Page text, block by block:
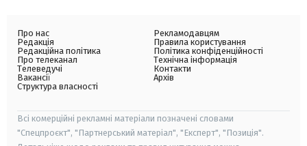
Про нас
Редакція
Редакційна політика
Про телеканал
Телеведучі
Вакансії
Структура власності
Рекламодавцям
Правила користування
Політика конфіденційності
Технічна інформація
Контакти
Архів
Всі комерційні рекламні матеріали позначені словами
"Спецпроєкт", "Партнерський матеріал", "Експерт", "Позиція".